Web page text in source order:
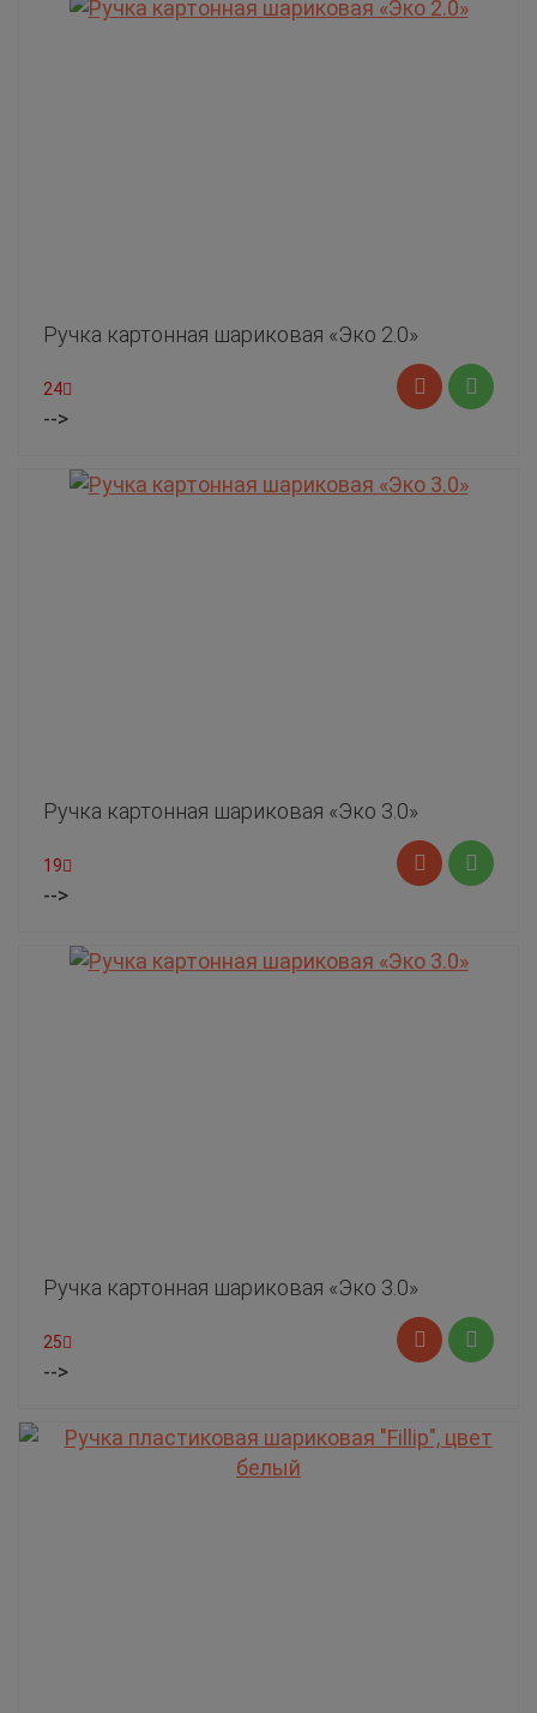
Ручка картонная шариковая «Эко 2.0»
24
-->
Ручка картонная шариковая «Эко 3.0»
19
-->
Ручка картонная шариковая «Эко 3.0»
25
-->